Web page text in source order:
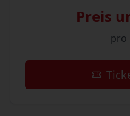
Preis
pro